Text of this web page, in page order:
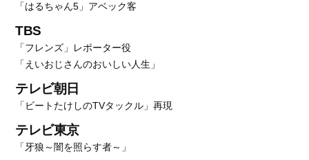
「はるちゃん5」アベック客
TBS
「フレンズ」レポーター役
「えいおじさんのおいしい人生」
テレビ朝日
「ビートたけしのTVタックル」再現
テレビ東京
「牙狼～闇を照らす者～」